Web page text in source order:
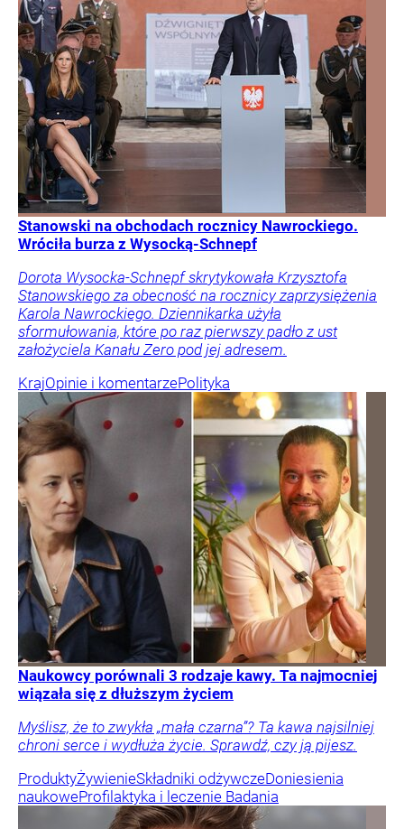
Stanowski na obchodach rocznicy Nawrockiego.
Wróciła burza z Wysocką-Schnepf
Dorota Wysocka-Schnepf skrytykowała Krzysztofa
Stanowskiego za obecność na rocznicy zaprzysiężenia
Karola Nawrockiego. Dziennikarka użyła
sformułowania, które po raz pierwszy padło z ust
założyciela Kanału Zero pod jej adresem.
KrajOpinie i komentarzePolityka
Naukowcy porównali 3 rodzaje kawy. Ta najmocniej
wiązała się z dłuższym życiem
Myślisz, że to zwykła „mała czarna”? Ta kawa najsilniej
chroni serce i wydłuża życie. Sprawdź, czy ją pijesz.
ProduktyŻywienieSkładniki odżywczeDoniesienia
naukoweProfilaktyka i leczenie Badania